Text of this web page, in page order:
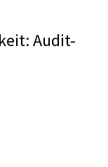
Audit-